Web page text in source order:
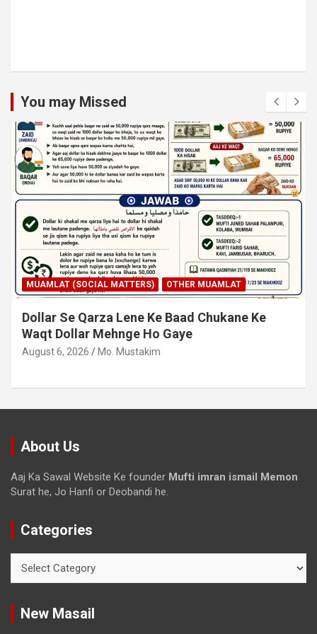
You may Missed
MUAMLAT (SOCIAL MATTERS) OTHER MUAMLAT
Dollar Se Qarza Lene Ke Baad Chukane Ke
Waqt Dollar Mehnge Ho Gaye
August 6, 2026 Mo. Mustakim
About Us
Aaj Ka Sawal Website Ke founder Mufti imran ismail Memon
Surat he, Jo Hanfi or Deobandi he.
Categories
New Masail